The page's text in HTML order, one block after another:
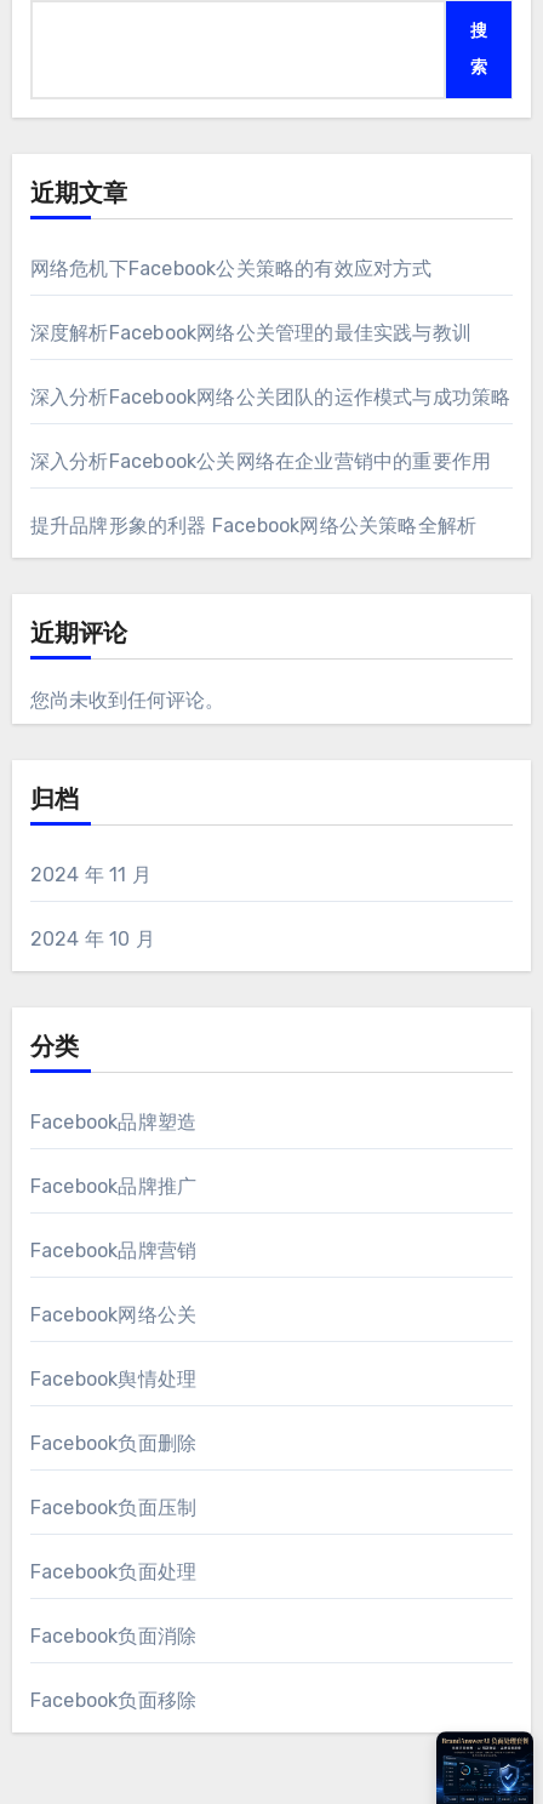
搜
索
近期文章
网络危机下Facebook公关策略的有效应对方式
深度解析Facebook网络公关管理的最佳实践与教训
深入分析Facebook网络公关团队的运作模式与成功策略
深入分析Facebook公关网络在企业营销中的重要作用
提升品牌形象的利器 Facebook网络公关策略全解析
近期评论
您尚未收到任何评论。
归档
2024 年 11 月
2024 年 10 月
分类
Facebook品牌塑造
Facebook品牌推广
Facebook品牌营销
Facebook网络公关
Facebook舆情处理
Facebook负面删除
Facebook负面压制
Facebook负面处理
Facebook负面消除
Facebook负面移除